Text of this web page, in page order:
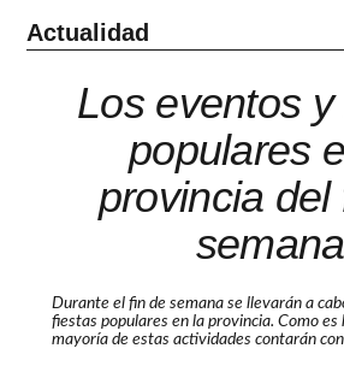
Actualidad
Los eventos
populares
provincia del
semana
Durante el fin de semana se llevarán a
fiestas populares en la provincia. Como es
mayoría de estas actividades contarán